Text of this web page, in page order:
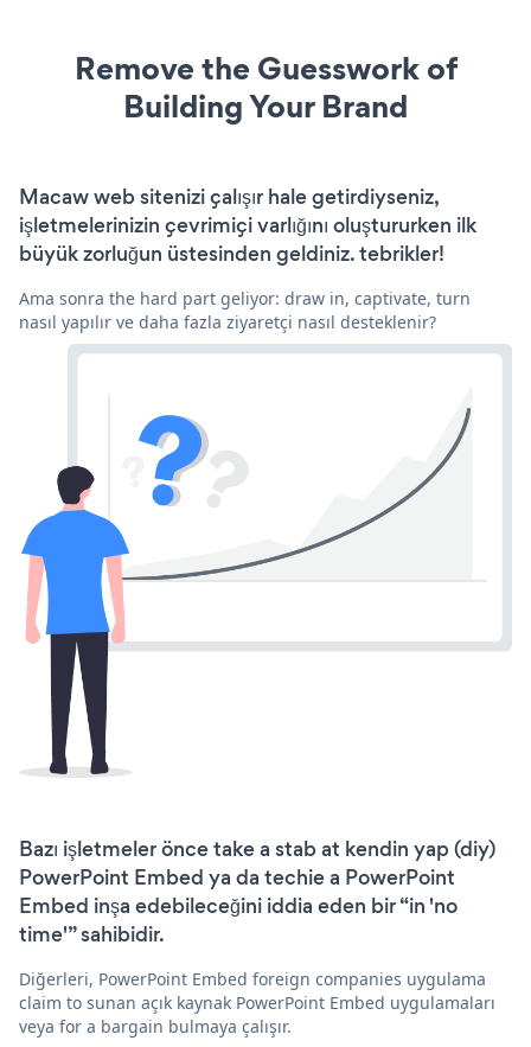
Remove the Guesswork of
Building Your Brand
Macaw web sitenizi çalışır hale getirdiyseniz,
işletmelerinizin çevrimiçi varlığını oluştururken ilk
büyük zorluğun üstesinden geldiniz. tebrikler!
Ama sonra the hard part geliyor: draw in, captivate, turn
nasıl yapılır ve daha fazla ziyaretçi nasıl desteklenir?
Bazı işletmeler önce take a stab at kendin yap (diy)
PowerPoint Embed ya da techie a PowerPoint
Embed inşa edebileceğini iddia eden bir “in 'no
time'” sahibidir.
Diğerleri, PowerPoint Embed foreign companies uygulama
claim to sunan açık kaynak PowerPoint Embed uygulamaları
veya for a bargain bulmaya çalışır.